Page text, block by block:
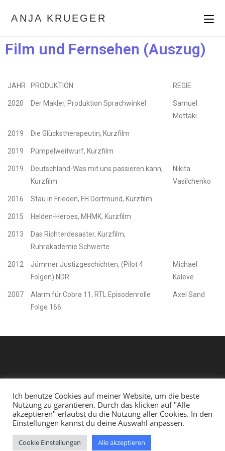
ANJA KRUEGER
Film und Fernsehen (Auszug)
JAHR PRODUKTION REGIE
2020 Der Makler, Produktion Sprachwinkel
Samuel
Mottaki
2019 Die Glückstherapeutin, Kurzfilm
2019 Pümpelweitwurf, Kurzfilm
2019
Deutschland-Was mit uns passieren kann,
Kurzfilm
Nikita
Vasilchenko
2016 Stau in Frieden, FH Dortmund, Kurzfilm
2015 Helden-Heroes, MHMK, Kurzfilm
2013
Das Richterdesaster, Kurzfilm,
Ruhrakademie Schwerte
2012
Jümmer Justizgeschichten, (Pilot 4
Folgen) NDR
Michael
Kaleve
2007
Alarm für Cobra 11, RTL Episodenrolle
Folge 166
Axel Sand
Impressum Datenschutzerklärung
Ich benutze Cookies auf meiner Website, um die beste
Nutzung zu garantieren. Durch das klicken auf "Alle
akzeptieren" erlaubst du die Nutzung aller Cookies. In den
Einstellungen kannst du deine Auswahl anpassen.
Cookie Einstellungen Alle akzeptieren